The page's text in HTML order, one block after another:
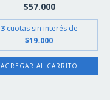
$57.000
3 cuotas sin interés de
$19.000
AGREGAR AL CARRITO